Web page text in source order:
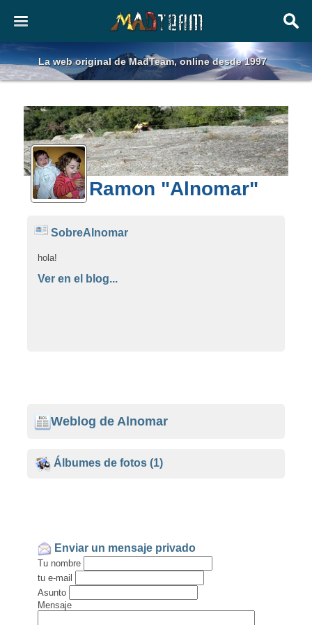
La web original de MadTeam, online desde 1997
Ramon "Alnomar"
SobreAlnomar
hola!
Ver en el blog...
Weblog de Alnomar
Álbumes de fotos (1)
Enviar un mensaje privado
Tu nombre
tu e-mail
Asunto
Mensaje